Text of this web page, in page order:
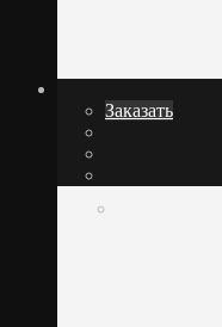
Заказать